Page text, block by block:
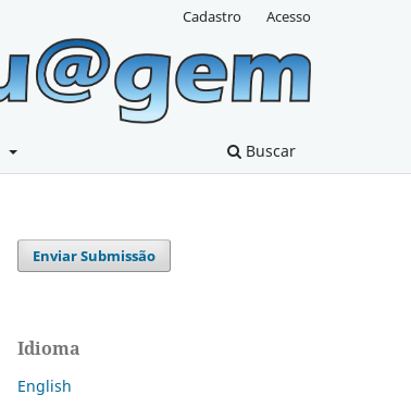
Buscar
Cadastro Acesso
Enviar Submissão
Idioma
English